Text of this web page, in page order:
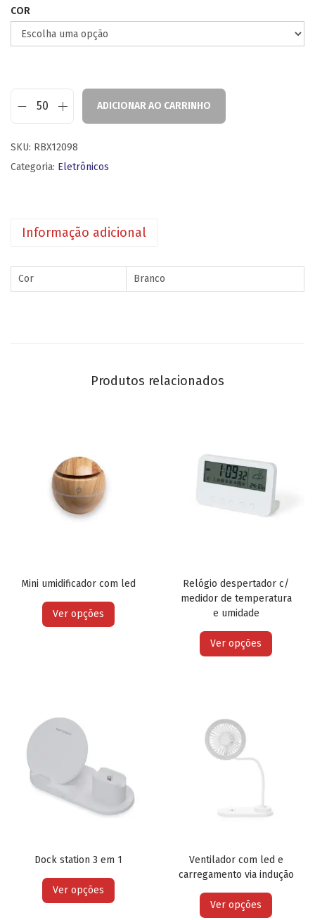
COR
ADICIONAR AO CARRINHO
SKU: RBX12098
Categoria: Eletrônicos
Informação adicional
Cor Branco
Produtos relacionados
Mini umidificador com led
Ver opções
Relógio despertador c/
medidor de temperatura
e umidade
Ver opções
Dock station 3 em 1
Ver opções
Ventilador com led e
carregamento via indução
Ver opções